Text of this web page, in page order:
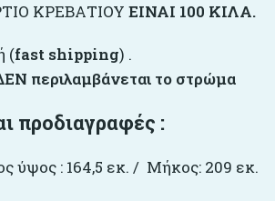
ΚΡΕΒΑΤΙΟΥ ΕΙΝΑΙ 100 ΚΙΛΑ.
(fast shipping) .
περιλαμβάνεται το στρώμα
προδιαγραφές :
ύψος : 164,5 εκ. / Mήκος: 209 εκ.